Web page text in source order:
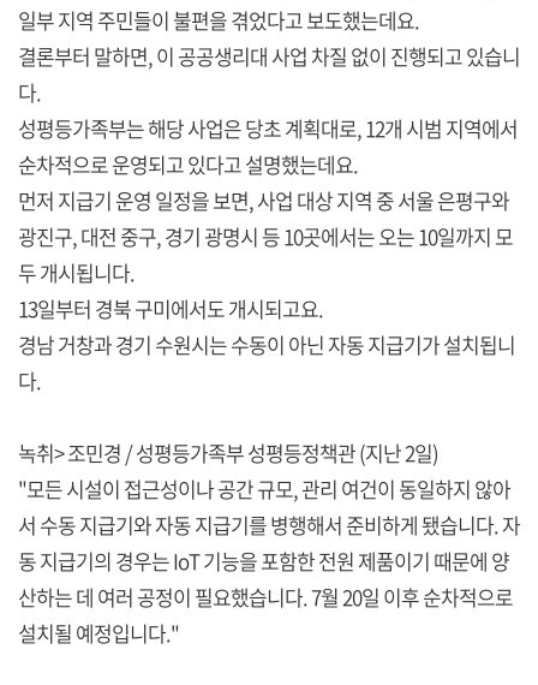
일부 지역 주민들이 불편을 겪었다고 보도했는데요.
결론부터 말하면, 이 공공생리대 사업 차질 없이 진행되고 있습니
다.
성평등가족부는 해당 사업은 당초 계획대로, 12개 시범 지역에서
순차적으로 운영되고 있다고 설명했는데요.
먼저 지급기 운영 일정을 보면, 사업 대상 지역 중 서울 은평구와
광진구, 대전 중구, 경기 광명시 등 10곳에서는 오는 10일까지 모
두 개시됩니다.
13일부터 경북 구미에서도 개시되고요.
경남 거창과 경기 수원시는 수동이 아닌 자동 지급기가 설치됩니
다.
녹취> 조민경 / 성평등가족부 성평등정책관 (지난 2일)
"모든 시설이 접근성이나 공간 규모, 관리 여건이 동일하지 않아
서 수동 지급기와 자동 지급기를 병행해서 준비하게 됐습니다. 자
동 지급기의 경우는 IoT 기능을 포함한 전원 제품이기 때문에 양
산하는 데 여러 공정이 필요했습니다. 7월 20일 이후 순차적으로
설치될 예정입니다."